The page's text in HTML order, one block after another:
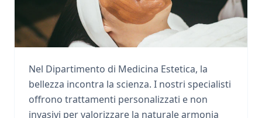
Medicina Estetica
Nel Dipartimento di Medicina Estetica, la
bellezza incontra la scienza. I nostri specialisti
offrono trattamenti personalizzati e non
invasivi per valorizzare la naturale armonia